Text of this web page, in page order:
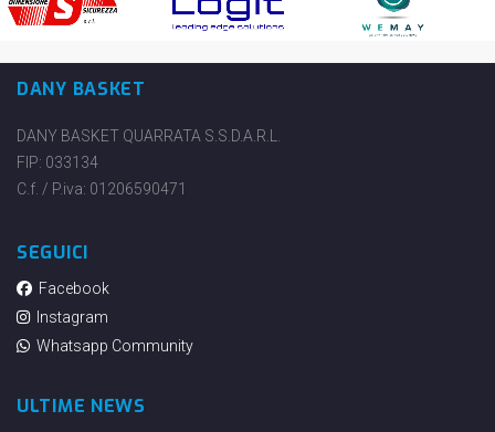
DANY BASKET
DANY BASKET QUARRATA S.S.D.A.R.L.
FIP: 033134
C.f. / P.iva: 01206590471
SEGUICI
Facebook
Instagram
Whatsapp Community
ULTIME NEWS